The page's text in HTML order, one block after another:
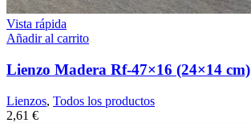
Vista rápida
Añadir al carrito
Lienzo Madera Rf-47×16 (24×14 cm)
Lienzos, Todos los productos
2,61 €